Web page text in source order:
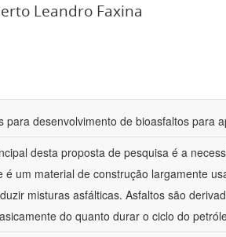
Leandro Faxina
para desenvolvimento de bioasfaltos para
desta proposta de pesquisa é a
é um material de construção largamente
misturas asfálticas. Asfaltos são
do quanto durar o ciclo do